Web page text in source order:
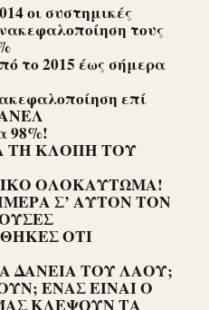
οι συστημικές
τους
το 2015 έως σήμερα
επί
98%!
ΤΗ ΚΛΟΠΗ ΤΟΥ
ΟΛΟΚΑΥΤΩΜΑ!
Σ’ ΑΥΤΟΝ ΤΟΝ
ΟΤΙ
ΔΑΝΕΙΑ ΤΟΥ ΛΑΟΥ;
ΕΝΑΣ ΕΙΝΑΙ Ο
ΚΛΕΨΟΥΝ ΤΑ